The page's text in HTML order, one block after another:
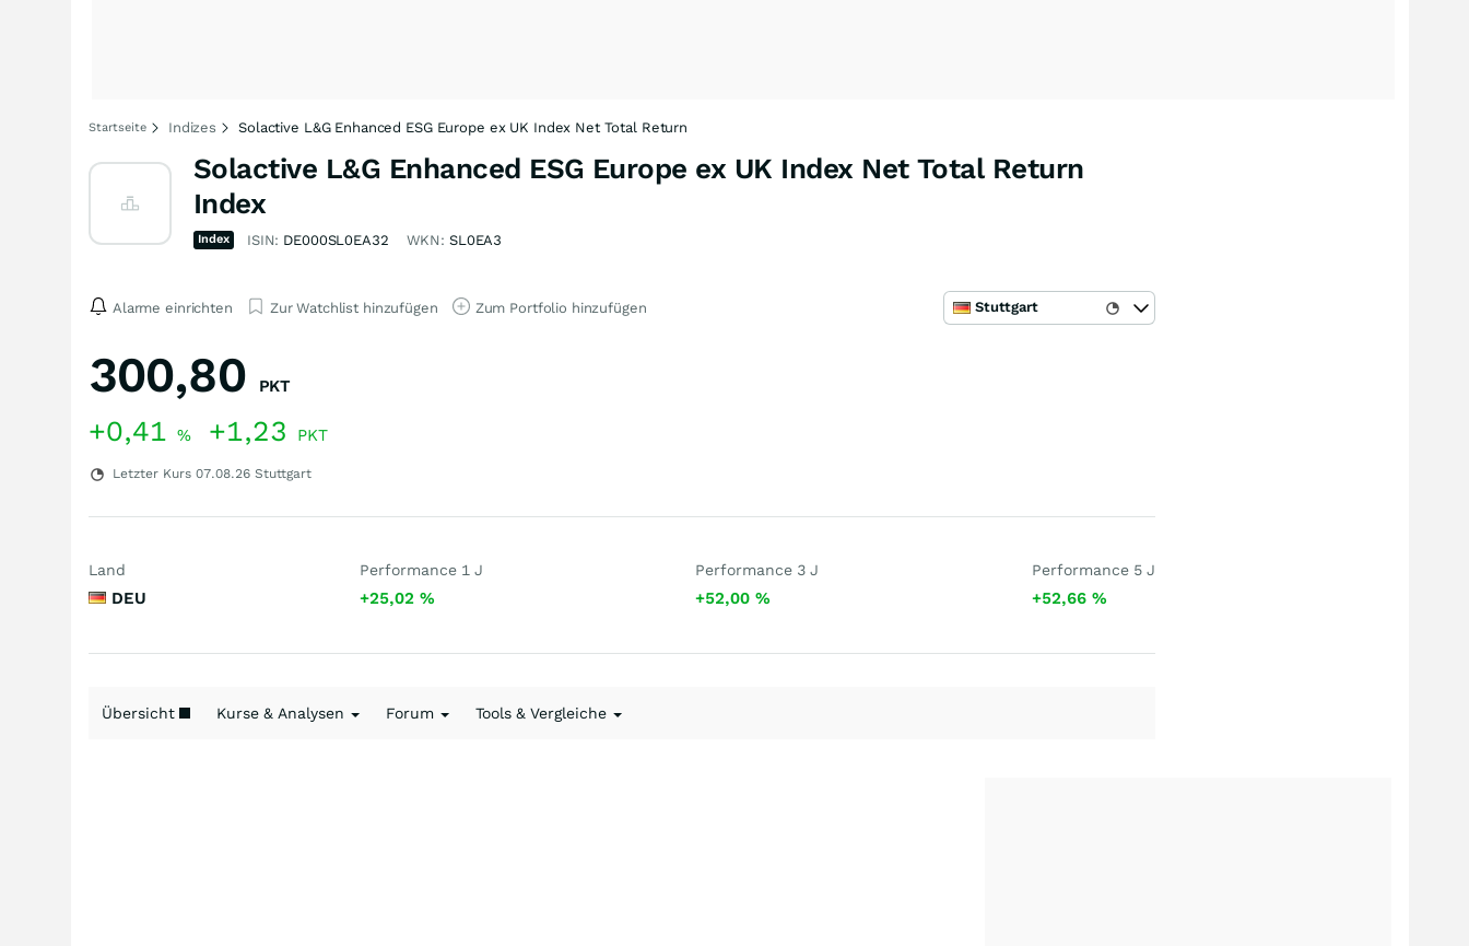
Startseite Indizes Solactive L&G Enhanced ESG Europe ex UK Index Net Total Return
Solactive L&G Enhanced ESG Europe ex UK Index Net Total Return
Index
Index ISIN: DE000SL0EA32 WKN: SL0EA3
Alarme einrichten Zur Watchlist hinzufügen Zum Portfolio hinzufügen Stuttgart
300,80 PKT
+0,41 % +1,23 PKT
Letzter Kurs 07.08.26 Stuttgart
Land
DEU
Performance 1 J
+25,02 %
Performance 3 J
+52,00%
Performance 5 J
+52,66 %
Übersicht Kurse & Analysen Forum Tools & Vergleiche